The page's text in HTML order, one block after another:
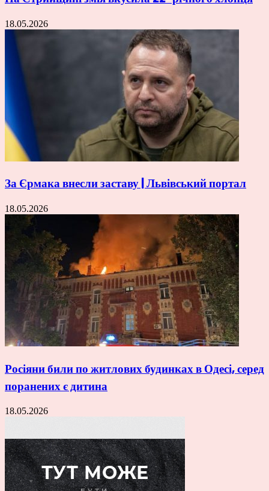
18.05.2026
За Єрмака внесли заставу | Львівський портал
18.05.2026
Росіяни били по житлових будинках в Одесі, серед
поранених є дитина
18.05.2026